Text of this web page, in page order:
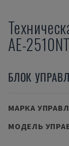
AE-2510NT
БЛОК
МАРКА
МОДЕЛЬ